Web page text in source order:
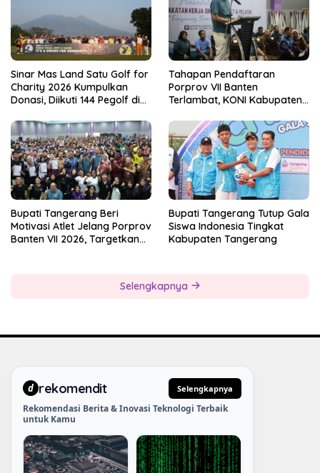
Sinar Mas Land Satu Golf for
Charity 2026 Kumpulkan
Donasi, Diikuti 144 Pegolf di
Tahapan Pendaftaran
Porprov VII Banten
Terlambat, KONI Kabupaten
Kesiapan Panitia
Bupati Tangerang Beri
Motivasi Atlet Jelang Porprov
Banten VII 2026, Targetkan
Bupati Tangerang Tutup Gala
Siswa Indonesia Tingkat
Kabupaten Tangerang
Selengkapnya
d rekomendit Selengkapnya
Rekomendasi Berita & Inovasi Teknologi Terbaik
untuk Kamu